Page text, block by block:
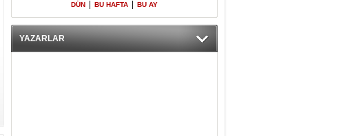
DÜN BU HAFTA BU AY
YAZARLAR